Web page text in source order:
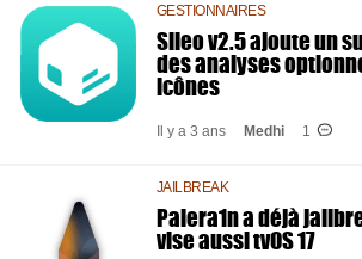
GESTIONNAIRES
Sileo v2.5 ajoute un
des analyses
icônes
Il y a 3 ans Medhi 1
JAILBREAK
Palera1n a déjà
vise aussi tvOS 17